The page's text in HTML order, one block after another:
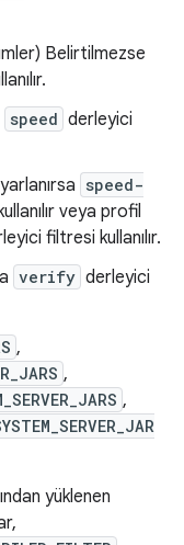
Belirtilmezse
speed derleyici
speed-
veya profil
filtresi kullanılır.
verify derleyici
,
,
,
yüklenen